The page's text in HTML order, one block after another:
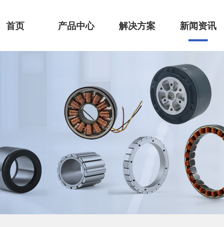
首页
产品中心 解决方案 新闻资讯